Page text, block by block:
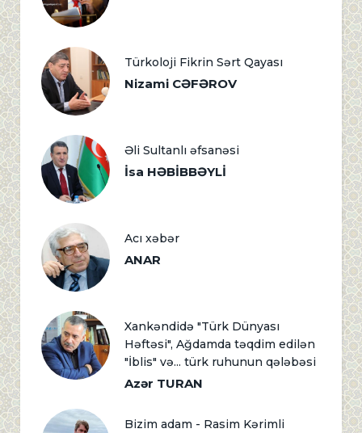
Türkoloji Fikrin Sərt Qayası
Nizami CƏFƏROV
Əli Sultanlı əfsanəsi
İsa HƏBİBBƏYLİ
Acı xəbər
ANAR
Xankəndidə "Türk Dünyası
Həftəsi", Ağdamda təqdim edilən
"İblis" və... türk ruhunun qələbəsi
Azər TURAN
Bizim adam - Rasim Kərimli